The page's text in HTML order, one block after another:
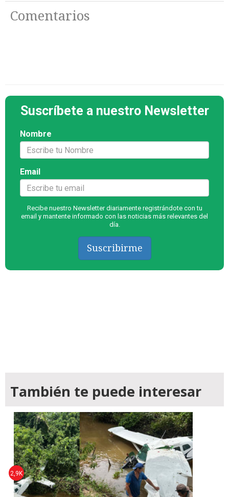
Comentarios
Suscríbete a nuestro Newsletter
Nombre
Email
Recibe nuestro Newsletter diariamente registrándote con tu
email y mantente informado con las noticias más relevantes del
día.
Suscribirme
También te puede interesar
2,9K